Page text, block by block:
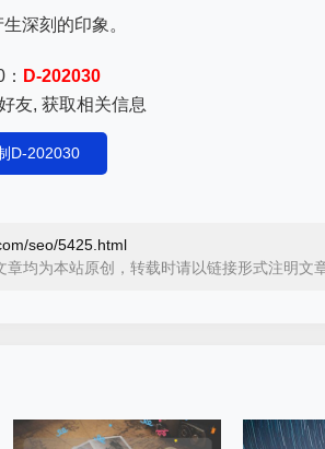
深刻的印象。
D-202030
友, 获取相关信息
D-202030
seo/5425.html
章均为本站原创，转载时请以链接形式注明文章